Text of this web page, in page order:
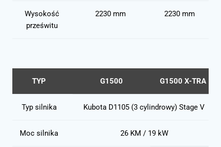
Wysokość
prześwitu
2230 mm 2230 mm
TYP G1500 G1500 X-TRA
Typ silnika Kubota D1105 (3 cylindrowy) Stage V
Moc silnika 26 KM / 19 kW